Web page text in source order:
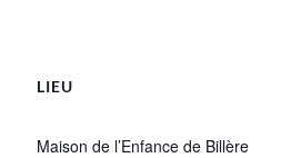
LIEU
Maison de l’Enfance de Billère